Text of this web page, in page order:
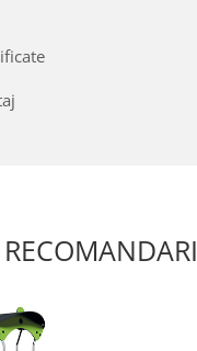
RECOMANDARI